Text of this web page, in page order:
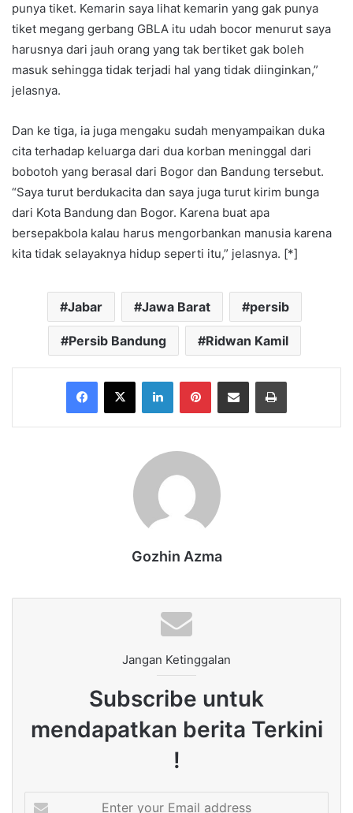
punya tiket. Kemarin saya lihat kemarin yang gak punya
tiket megang gerbang GBLA itu udah bocor menurut saya
harusnya dari jauh orang yang tak bertiket gak boleh
masuk sehingga tidak terjadi hal yang tidak diinginkan,”
jelasnya.
Dan ke tiga, ia juga mengaku sudah menyampaikan duka
cita terhadap keluarga dari dua korban meninggal dari
bobotoh yang berasal dari Bogor dan Bandung tersebut.
“Saya turut berdukacita dan saya juga turut kirim bunga
dari Kota Bandung dan Bogor. Karena buat apa
bersepakbola kalau harus mengorbankan manusia karena
kita tidak selayaknya hidup seperti itu,” jelasnya. [*]
Jabar Jawa Barat persib
Persib Bandung Ridwan Kamil
Facebook
X LinkedInPinterestShare via Email Print
Gozhin Azma
Jangan Ketinggalan
Subscribe untuk
mendapatkan berita Terkini
!